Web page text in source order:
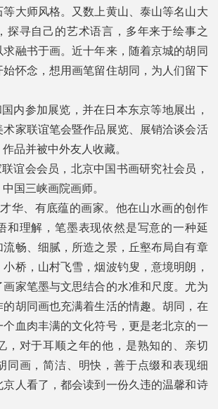
大师风格。又数上黄山、泰山等名山大
探寻自己的艺术语言，多年来于绘事之
融书于画。近十年来，随着京城的胡同
始怀念，想用画笔留住胡同，为人们留下
内参加展览，并在日本东京等地展出，
家联谊笔会暨作品展览、展销洽谈会活
品并被中外友人收藏。
谊会会员，北京中国书画研究社会员，
国三峡画院画师。
华、有底蕴的画家。他在山水画的创作
和理解，笔墨表现依然是写意的一种延
畅、细腻，所造之景，丘壑布局自有章
桥，山村飞雪，烟波钓叟，意境明朗，
家笔墨与文思结合的水准和尺度。尤为
胡同画也充满着生活的情趣。胡同，在
血肉丰满的文化符号，更是老北京的一
，对于耳顺之年的他，是熟知的、亲切
同画，简洁、明快，善于点缀和表现细
人看了，都会读到一份久违的温馨和诗